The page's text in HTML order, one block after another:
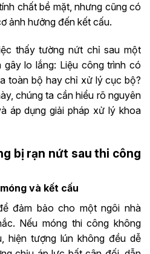
chất bề mặt, nhưng cũng có
ảnh hưởng đến kết cấu.
thấy tường nứt chỉ sau một
gây lo lắng: Liệu công trình có
toàn bộ hay chỉ xử lý cục bộ?
chúng ta cần hiểu rõ nguyên
áp dụng giải pháp xử lý khoa
bị rạn nứt sau thi công
và kết cấu
đảm bảo cho một ngôi nhà
Nếu móng thi công không
hiện tượng lún không đều dễ